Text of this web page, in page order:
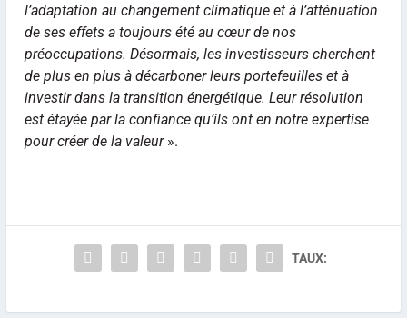
l’adaptation au changement climatique et à l’atténuation
de ses effets a toujours été au cœur de nos
préoccupations. Désormais, les investisseurs cherchent
de plus en plus à décarboner leurs portefeuilles et à
investir dans la transition énergétique. Leur résolution
est étayée par la confiance qu’ils ont en notre expertise
pour créer de la valeur ».
TAUX: